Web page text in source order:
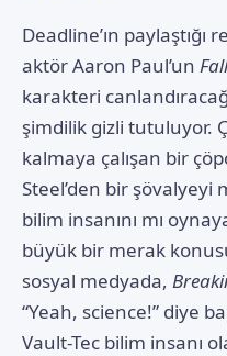
Deadline’ın paylaştığı
aktör Aaron Paul’un
karakteri
şimdilik gizli tutuluyor.
kalmaya çalışan bir
Steel’den bir şövalyeyi
bilim insanını mı
büyük bir merak
sosyal medyada,
“Yeah, science!” diye
Vault-Tec bilim insanı